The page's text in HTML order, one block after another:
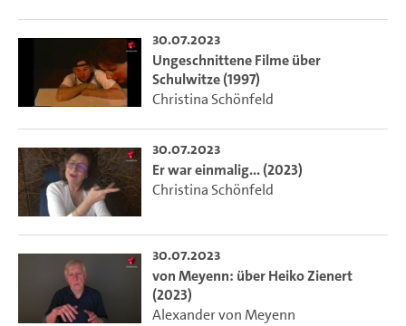
30.07.2023
Ungeschnittene Filme über
Schulwitze (1997)
Christina Schönfeld
30.07.2023
Er war einmalig... (2023)
Christina Schönfeld
30.07.2023
von Meyenn: über Heiko Zienert
(2023)
Alexander von Meyenn